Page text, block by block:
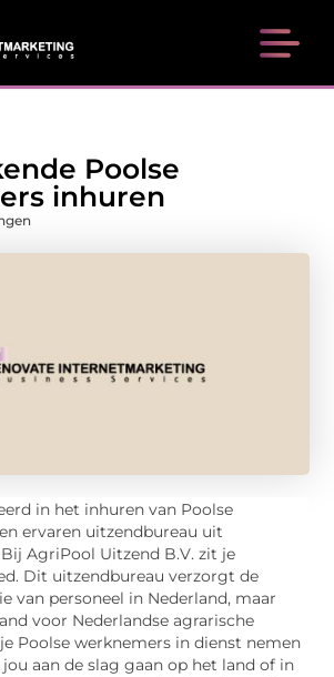
Poolse
inhuren
in het inhuren van Poolse
ervaren uitzendbureau uit
AgriPool Uitzend B.V. zit je
Dit uitzendbureau verzorgt de
van personeel in Nederland, maar
voor Nederlandse agrarische
Poolse werknemers in dienst nemen
aan de slag gaan op het land of in